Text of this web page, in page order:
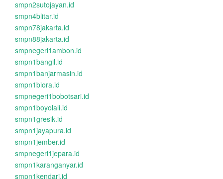
smpn2sutojayan.id
smpn4blitar.id
smpn78jakarta.id
smpn88jakarta.id
smpnegeri1ambon.id
smpn1bangil.id
smpn1banjarmasin.id
smpn1biora.id
smpnegeri1bobotsari.id
smpn1boyolali.id
smpn1gresik.id
smpn1jayapura.id
smpn1jember.id
smpnegeri1jepara.id
smpn1karanganyar.id
smpn1kendari.id